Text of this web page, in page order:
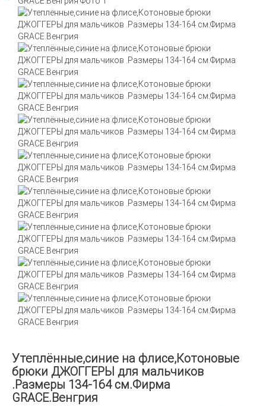
Утеплённые,синие на флисе,Котоновые
брюки ДЖОГГЕРЫ для мальчиков
.Размеры 134-164 см.Фирма
GRACE.Венгрия